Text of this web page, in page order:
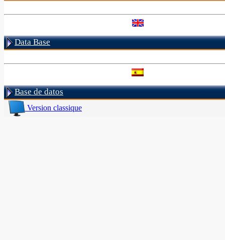
Data Base
Base de datos
Version classique